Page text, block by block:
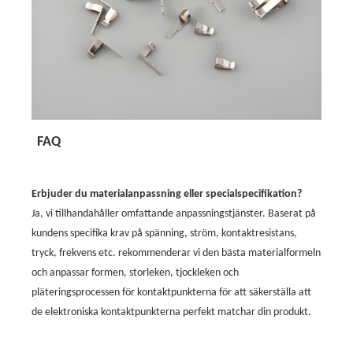
FAQ
Erbjuder du materialanpassning eller specialspecifikation?
Ja, vi tillhandahåller omfattande anpassningstjänster. Baserat på
kundens specifika krav på spänning, ström, kontaktresistans,
tryck, frekvens etc. rekommenderar vi den bästa materialformeln
och anpassar formen, storleken, tjockleken och
pläteringsprocessen för kontaktpunkterna för att säkerställa att
de elektroniska kontaktpunkterna perfekt matchar din produkt.